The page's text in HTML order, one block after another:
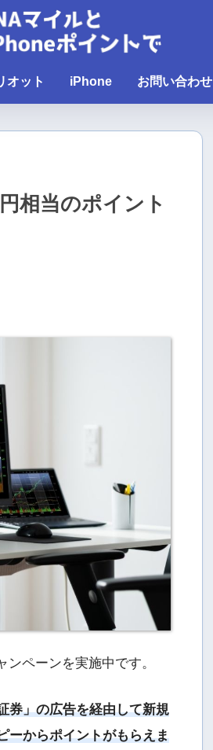
オット iPhone お問い合わせ
相当のポイント
ペーンを実施中です。
券」の広告を経由して新規
ーからポイントがもらえま